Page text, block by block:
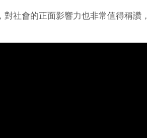
社會的正面影響力也非常值得稱讚，